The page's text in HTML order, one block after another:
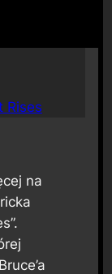
Rises
na